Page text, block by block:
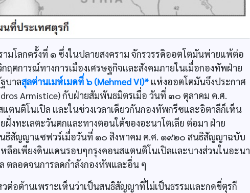
มโลกครั้งที่ ๑ ซึ่งในปลายสงคราม จักรวรรดิออตโตมันพ่ายแพ้ต่อ
ตการณ์ทางการเมืองเศรษฐกิจและสังคมภายในเมื่อกองทัพฝ่าย
บาลสุลต่านเมห์เมดที่ ๖ (Mehmed VI)* แห่งออตโตมันจึงประกาศ
Armistice) กับฝ่ายสัมพันธมิตรเมื่อ วันที่ ๓๐ ตุลาคม ค.ศ.
ตนติโนเปิล และในช่วงเวลาเดียวกันกองทัพกรีซและอิตาลีก็เห็น
งทะเลตะวันตกและทางตอนใต้ของอะนาโตเลีย ต่อมา ฝ่าย
ธิสัญญาแซฟวร์เมื่อวันที่ ๑๐ สิงหาคม ค.ศ. ๑๙๒๐ สนธิสัญญาฉบับ
อเพียงดินแดนรอบๆกรุงคอนสแตนติโนเปิลและบางส่วนในอะนา
ตลอดจนการลดกำลังกองทัพและอื่น ๆ
อต้านเพราะเห็นว่าเป็นสนธิสัญญาที่ไม่เป็นธรรมและกดขี่ตุรกี